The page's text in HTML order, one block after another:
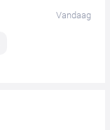
Vandaag